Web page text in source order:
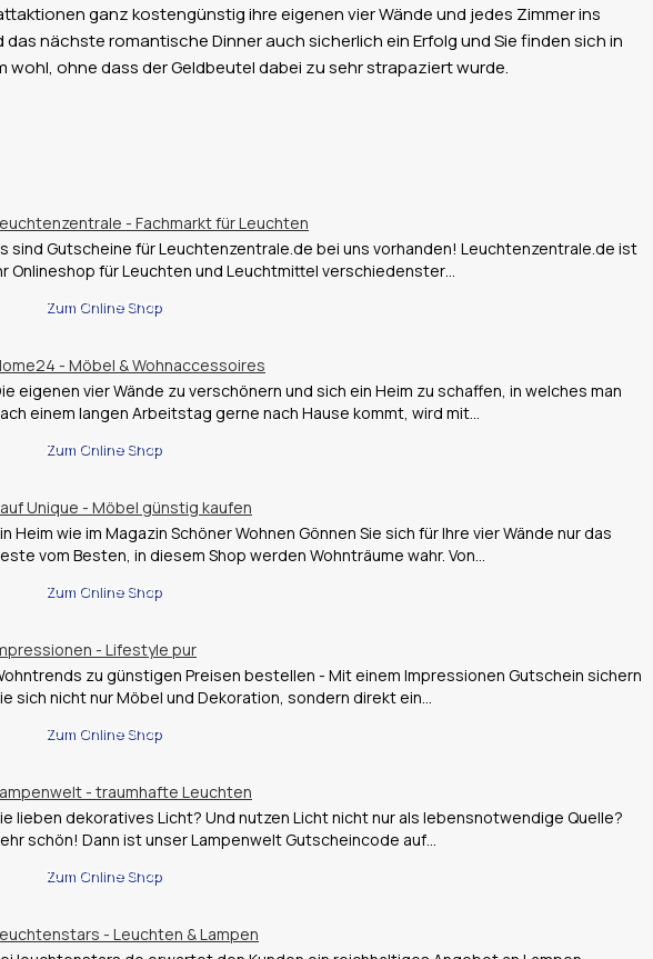
ganz kostengünstig ihre eigenen vier Wände und jedes Zimmer ins
das nächste romantische Dinner auch sicherlich ein Erfolg und Sie finden sich in
wohl, ohne dass der Geldbeutel dabei zu sehr strapaziert wurde.
- Fachmarkt für Leuchten
sind Gutscheine für Leuchtenzentrale.de bei uns vorhanden! Leuchtenzentrale.de ist
Onlineshop für Leuchten und Leuchtmittel verschiedenster…
Zum Online Shop
- Möbel & Wohnaccessoires
eigenen vier Wände zu verschönern und sich ein Heim zu schaffen, in welches man
einem langen Arbeitstag gerne nach Hause kommt, wird mit…
Zum Online Shop
Unique - Möbel günstig kaufen
Heim wie im Magazin Schöner Wohnen Gönnen Sie sich für Ihre vier Wände nur das
vom Besten, in diesem Shop werden Wohnträume wahr. Von…
Zum Online Shop
- Lifestyle pur
zu günstigen Preisen bestellen - Mit einem Impressionen Gutschein sichern
sich nicht nur Möbel und Dekoration, sondern direkt ein…
Zum Online Shop
- traumhafte Leuchten
lieben dekoratives Licht? Und nutzen Licht nicht nur als lebensnotwendige Quelle?
schön! Dann ist unser Lampenwelt Gutscheincode auf…
Zum Online Shop
- Leuchten & Lampen